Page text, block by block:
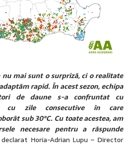
nu mai sunt o surpriză, ci o realitate
rapid. În acest sezon, echipa
de daune s-a confruntat cu
cu zile consecutive în care
sub 30°C. Cu toate acestea, am
necesare pentru a răspunde
Horia-Adrian Lupu – Director